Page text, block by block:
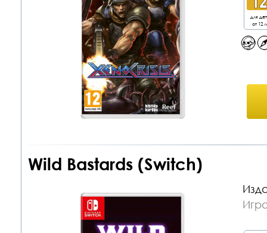
для
от 12
Wild Bastards (Switch)